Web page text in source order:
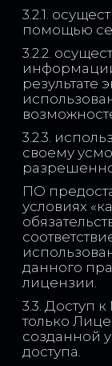
3.2.1.
помощью
3.2.2.
результате
3.2.3.
своему
ПО
условиях
данного
лицензии.
3.3. Доступ
только
созданной
доступа.